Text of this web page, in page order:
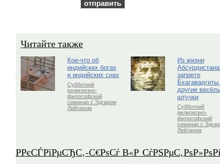
Читайте также
Кое-что об
индийских богах
и индийских снах
Субботний
религиозно-
философский
семинар с Эдгаром
Лейтаном
Из жизни
запрете
Бхагавадгиты
другие
штучки
Субботний
религиозно-
философский
семинар с
Лейтаном
Р­РєСЃРїРµСЂС‚-С€РѕСѓ В«Р